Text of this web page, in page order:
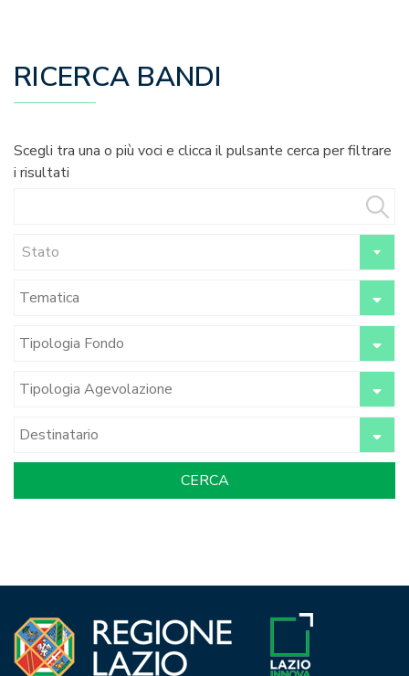
RICERCA BANDI
Scegli tra una o più voci e clicca il pulsante cerca per filtrare
i risultati
Stato